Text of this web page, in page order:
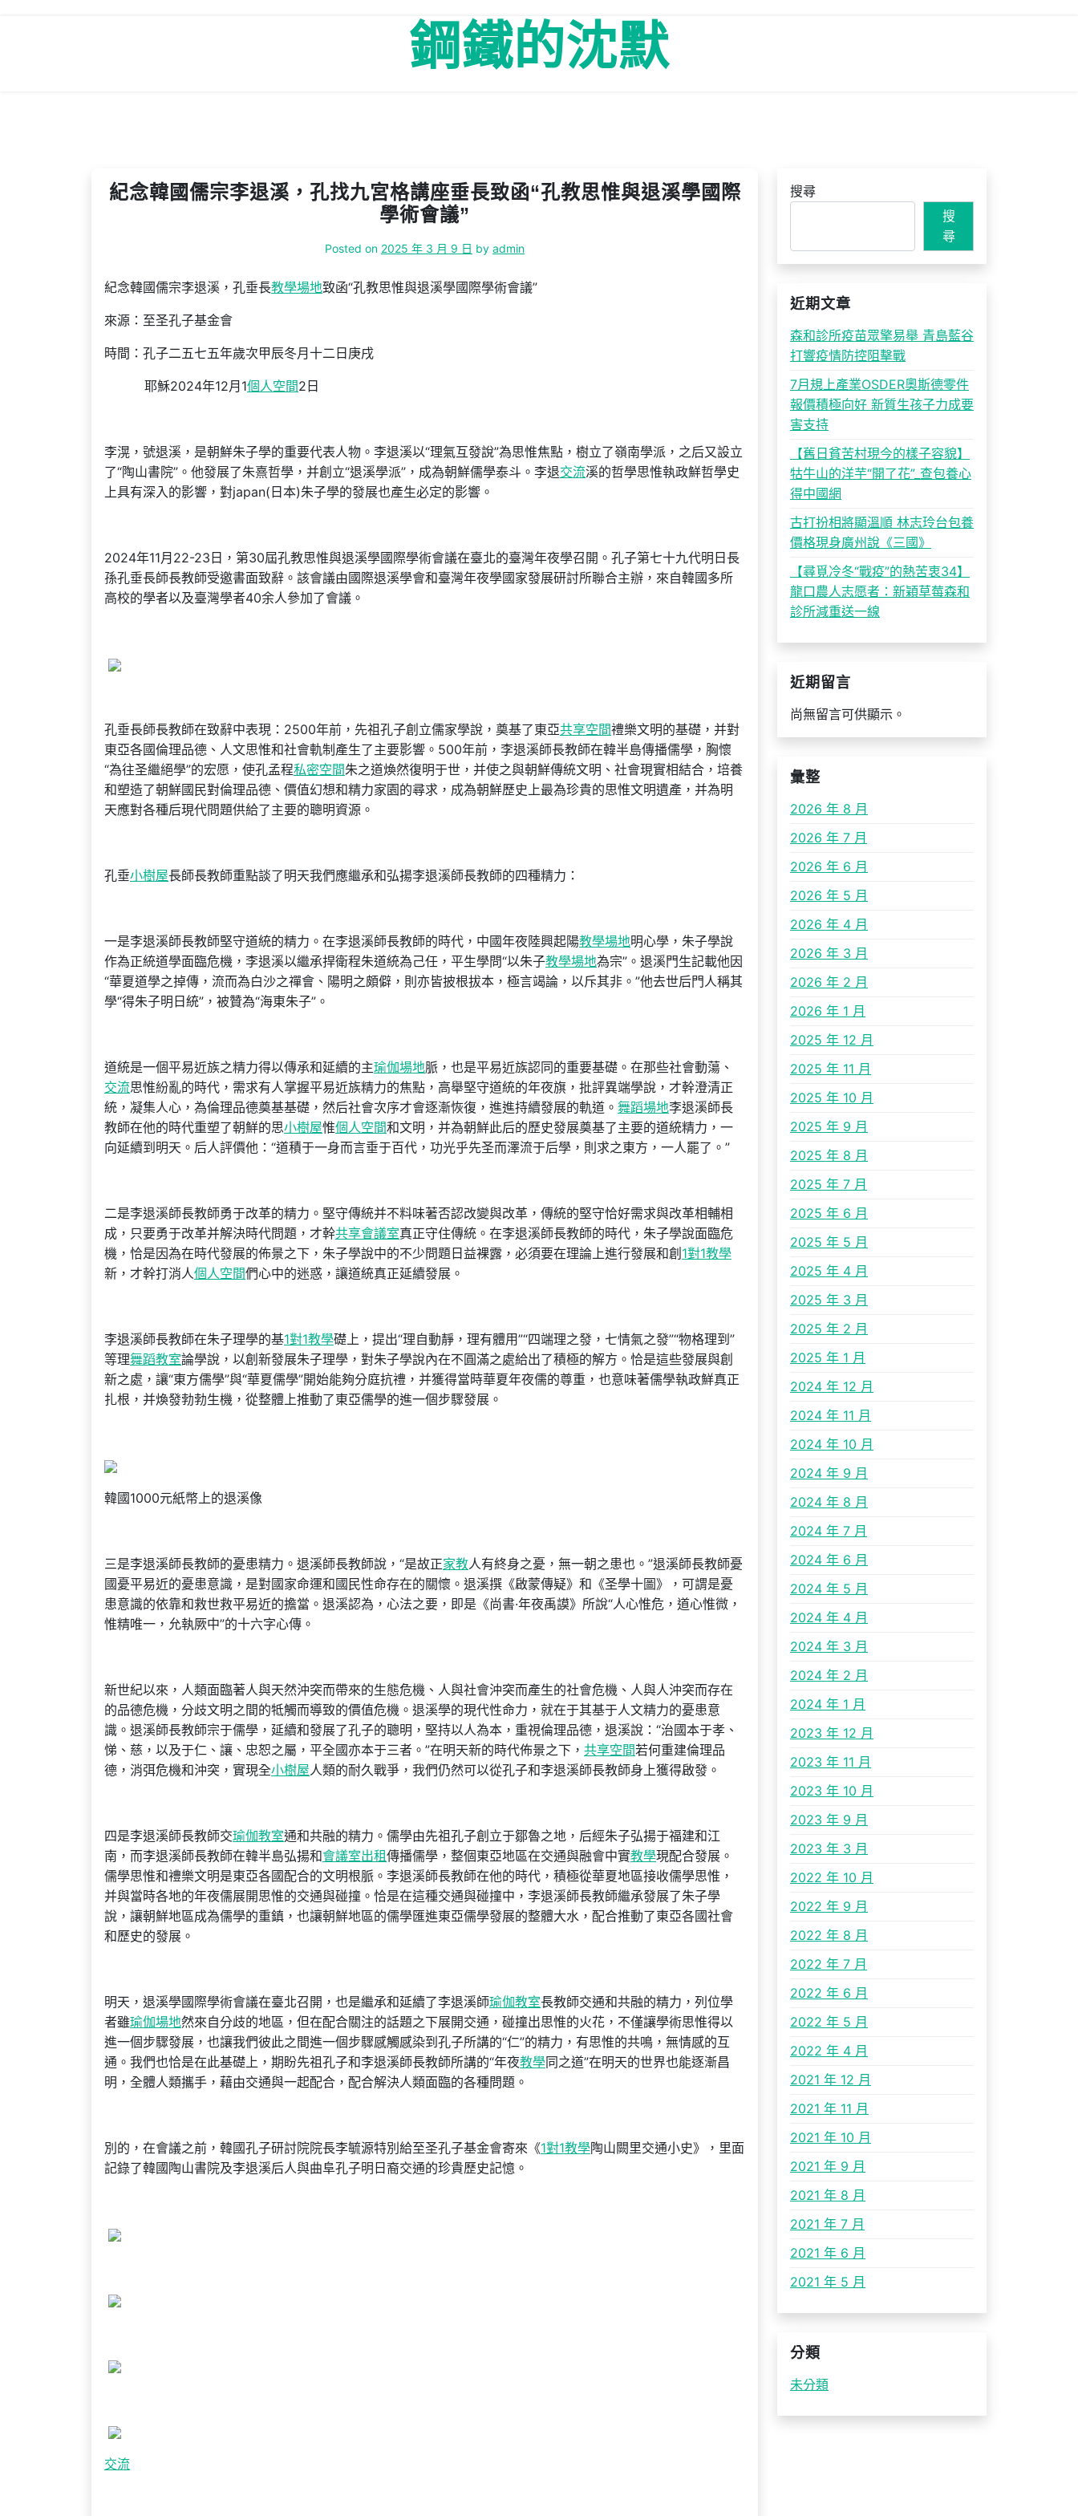
鋼鐵的沈默
紀念韓國儒宗李退溪，孔找九宮格講座垂長致函“孔教思惟與退溪學國際
學術會議”
Posted on 2025 年 3 月 9 日 by admin
紀念韓國儒宗李退溪，孔垂長教學場地致函“孔教思惟與退溪學國際學術會議”
來源：至圣孔子基金會
時間：孔子二五七五年歲次甲辰冬月十二日庚戌
耶穌2024年12月1個人空間2日
李滉，號退溪，是朝鮮朱子學的重要代表人物。李退溪以“理氣互發說”為思惟焦點，樹立了嶺南學派，之后又設立
了“陶山書院”。他發展了朱熹哲學，并創立“退溪學派”，成為朝鮮儒學泰斗。李退交流溪的哲學思惟執政鮮哲學史
上具有深入的影響，對japan(日本)朱子學的發展也產生必定的影響。
2024年11月22-23日，第30屆孔教思惟與退溪學國際學術會議在臺北的臺灣年夜學召開。孔子第七十九代明日長
孫孔垂長師長教師受邀書面致辭。該會議由國際退溪學會和臺灣年夜學國家發展研討所聯合主辦，來自韓國多所
高校的學者以及臺灣學者40余人參加了會議。
孔垂長師長教師在致辭中表現：2500年前，先祖孔子創立儒家學說，奠基了東亞共享空間禮樂文明的基礎，并對
東亞各國倫理品德、人文思惟和社會軌制產生了主要影響。500年前，李退溪師長教師在韓半島傳播儒學，胸懷
“為往圣繼絕學”的宏愿，使孔孟程私密空間朱之道煥然復明于世，并使之與朝鮮傳統文明、社會現實相結合，培養
和塑造了朝鮮國民對倫理品德、價值幻想和精力家園的尋求，成為朝鮮歷史上最為珍貴的思惟文明遺產，并為明
天應對各種后現代問題供給了主要的聰明資源。
孔垂小樹屋長師長教師重點談了明天我們應繼承和弘揚李退溪師長教師的四種精力：
一是李退溪師長教師堅守道統的精力。在李退溪師長教師的時代，中國年夜陸興起陽教學場地明心學，朱子學說
作為正統道學面臨危機，李退溪以繼承捍衛程朱道統為己任，平生學問“以朱子教學場地為宗”。退溪門生記載他因
“華夏道學之掉傳，流而為白沙之禪會、陽明之頗僻，則亦皆披根拔本，極言竭論，以斥其非。”他去世后門人稱其
學“得朱子明日統”，被贊為“海東朱子”。
道統是一個平易近族之精力得以傳承和延續的主瑜伽場地脈，也是平易近族認同的重要基礎。在那些社會動蕩、
交流思惟紛亂的時代，需求有人掌握平易近族精力的焦點，高舉堅守道統的年夜旗，批評異端學說，才幹澄清正
統，凝集人心，為倫理品德奠基基礎，然后社會次序才會逐漸恢復，進進持續發展的軌道。 舞蹈場地李退溪師長
教師在他的時代重塑了朝鮮的思小樹屋惟個人空間和文明，并為朝鮮此后的歷史發展奠基了主要的道統精力，一
向延續到明天。后人評價他：“道積于一身而言垂于百代，功光乎先圣而澤流于后學，則求之東方，一人罷了。”
二是李退溪師長教師勇于改革的精力。堅守傳統并不料味著否認改變與改革，傳統的堅守恰好需求與改革相輔相
成，只要勇于改革并解決時代問題，才幹共享會議室真正守住傳統。在李退溪師長教師的時代，朱子學說面臨危
機，恰是因為在時代發展的佈景之下，朱子學說中的不少問題日益裸露，必須要在理論上進行發展和創 1對1教學
新，才幹打消人個人空間們心中的迷惑，讓道統真正延續發展。
李退溪師長教師在朱子理學的基1對1教學礎上，提出“理自動靜，理有體用”“四端理之發，七情氣之發”“物格理到”
等理舞蹈教室論學說，以創新發展朱子理學，對朱子學說內在不圓滿之處給出了積極的解方。恰是這些發展與創
新之處，讓“東方儒學”與“華夏儒學”開始能夠分庭抗禮，并獲得當時華夏年夜儒的尊重，也意味著儒學執政鮮真正
扎根，并煥發勃勃生機，從整體上推動了東亞儒學的進一個步驟發展。
韓國1000元紙幣上的退溪像
三是李退溪師長教師的憂患精力。退溪師長教師說，“是故正家教人有終身之憂，無一朝之患也。”退溪師長教師憂
國憂平易近的憂患意識，是對國家命運和國民性命存在的關懷。退溪撰《啟蒙傳疑》和《圣學十圖》，可謂是憂
患意識的依靠和救世救平易近的擔當。退溪認為，心法之要，即是《尚書·年夜禹謨》所說“人心惟危，道心惟微，
惟精唯一，允執厥中”的十六字心傳。
新世紀以來，人類面臨著人與天然沖突而帶來的生態危機、人與社會沖突而產生的社會危機、人與人沖突而存在
的品德危機，分歧文明之間的牴觸而導致的價值危機。退溪學的現代性命力，就在于其基于人文精力的憂患意
識。退溪師長教師宗于儒學，延續和發展了孔子的聰明，堅持以人為本，重視倫理品德，退溪說：“治國本于孝、
悌、慈，以及于仁、讓、忠恕之屬，平全國亦本于三者。”在明天新的時代佈景之下， 共享空間若何重建倫理品
德，消弭危機和沖突，實現全小樹屋人類的耐久戰爭，我們仍然可以從孔子和李退溪師長教師身上獲得啟發。
四是李退溪師長教師交瑜伽教室通和共融的精力。儒學由先祖孔子創立于鄒魯之地，后經朱子弘揚于福建和江
南，而李退溪師長教師在韓半島弘揚和會議室出租傳播儒學，整個東亞地區在交通與融會中實教學現配合發展。
儒學思惟和禮樂文明是東亞各國配合的文明根脈。李退溪師長教師在他的時代，積極從華夏地區接收儒學思惟，
并與當時各地的年夜儒展開思惟的交通與碰撞。恰是在這種交通與碰撞中，李退溪師長教師繼承發展了朱子學
說，讓朝鮮地區成為儒學的重鎮，也讓朝鮮地區的儒學匯進東亞儒學發展的整體大水，配合推動了東亞各國社會
和歷史的發展。
明天，退溪學國際學術會議在臺北召開，也是繼承和延續了李退溪師瑜伽教室長教師交通和共融的精力，列位學
者雖瑜伽場地然來自分歧的地區，但在配合關注的話題之下展開交通，碰撞出思惟的火花，不僅讓學術思惟得以
進一個步驟發展，也讓我們彼此之間進一個步驟感觸感染到孔子所講的“仁”的精力，有思惟的共鳴，無情感的互
通。我們也恰是在此基礎上，期盼先祖孔子和李退溪師長教師所講的“年夜教學同之道”在明天的世界也能逐漸昌
明，全體人類攜手，藉由交通與一起配合，配合解決人類面臨的各種問題。
別的，在會議之前，韓國孔子研討院院長李毓源特別給至圣孔子基金會寄來《1對1教學陶山闕里交通小史》，里面
記錄了韓國陶山書院及李退溪后人與曲阜孔子明日裔交通的珍貴歷史記憶。
交流
搜尋
搜
尋
近期文章
森和診所疫苗眾擎易舉 青島藍谷
打響疫情防控阻擊戰
7月規上產業OSDER奧斯德零件
報價積極向好 新質生孩子力成要
害支持
【舊日貧苦村現今的樣子容貌】
牯牛山的洋芋“開了花”_查包養心
得中國網
古打扮相將顯溫順 林志玲台包養
價格現身廣州說《三國》
【尋覓冷冬“戰疫”的熱苦衷34】
龍口農人志愿者：新穎草莓森和
診所減重送一線
近期留言
尚無留言可供顯示。
彙整
2026 年 8 月
2026 年 7 月
2026 年 6 月
2026 年 5 月
2026 年 4 月
2026 年 3 月
2026 年 2 月
2026 年 1 月
2025 年 12 月
2025 年 11 月
2025 年 10 月
2025 年 9 月
2025 年 8 月
2025 年 7 月
2025 年 6 月
2025 年 5 月
2025 年 4 月
2025 年 3 月
2025 年 2 月
2025 年 1 月
2024 年 12 月
2024 年 11 月
2024 年 10 月
2024 年 9 月
2024 年 8 月
2024 年 7 月
2024 年 6 月
2024 年 5 月
2024 年 4 月
2024 年 3 月
2024 年 2 月
2024 年 1 月
2023 年 12 月
2023 年 11 月
2023 年 10 月
2023 年 9 月
2023 年 3 月
2022 年 10 月
2022 年 9 月
2022 年 8 月
2022 年 7 月
2022 年 6 月
2022 年 5 月
2022 年 4 月
2021 年 12 月
2021 年 11 月
2021 年 10 月
2021 年 9 月
2021 年 8 月
2021 年 7 月
2021 年 6 月
2021 年 5 月
分類
未分類